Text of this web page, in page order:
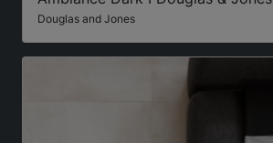
Douglas and Jones